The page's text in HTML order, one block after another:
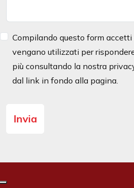
Compilando questo form
vengano utilizzati per
più consultando la nostra
dal link in fondo alla pagina.